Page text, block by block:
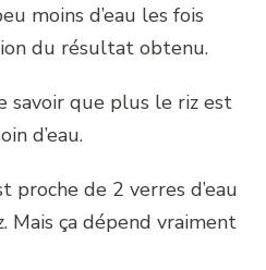
moins d’eau les fois
du résultat obtenu.
savoir que plus le riz est
d’eau.
proche de 2 verres d’eau
Mais ça dépend vraiment